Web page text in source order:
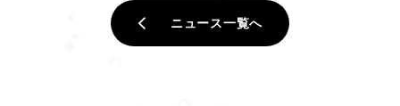
プライバシーポリシー
ニュース一覧へ